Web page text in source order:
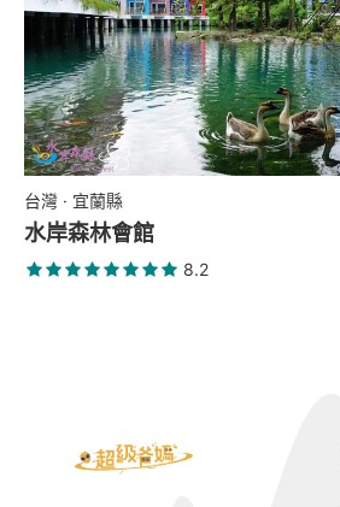
台灣 · 宜蘭縣
水岸森林會館
8.2